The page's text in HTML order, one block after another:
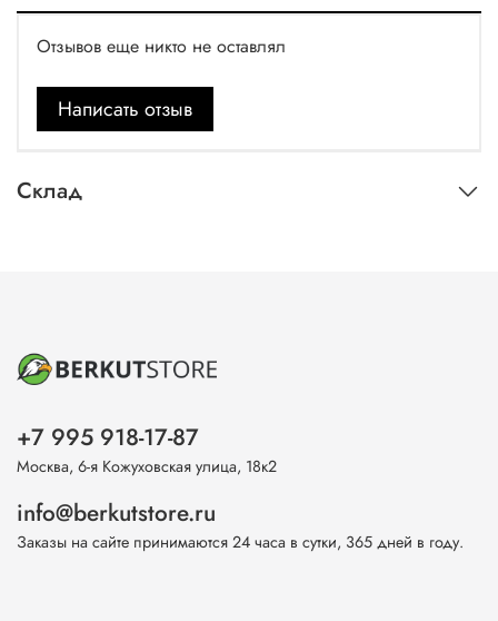
Отзывов еще никто не оставлял
Написать отзыв
Склад
+7 995 918-17-87
Москва, 6-я Кожуховская улица, 18к2
info@berkutstore.ru
Заказы на сайте принимаются 24 часа в сутки, 365 дней в году.